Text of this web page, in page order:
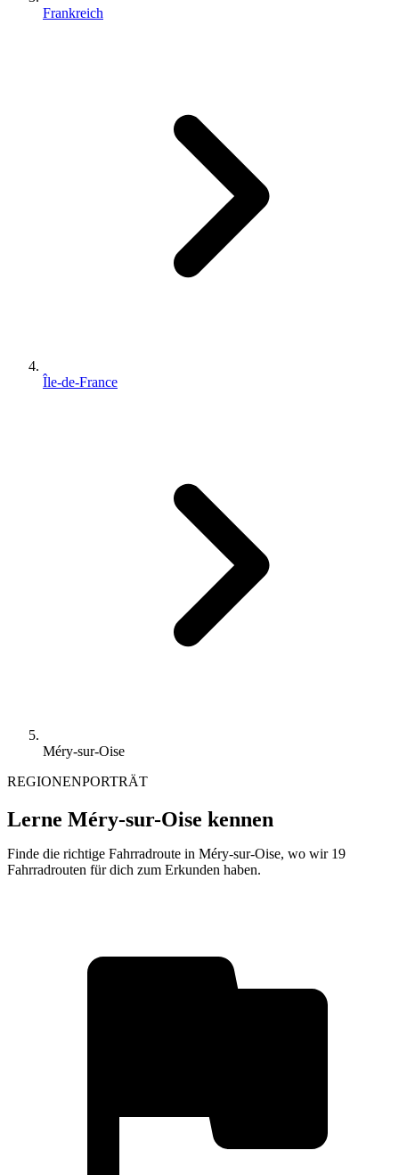
Frankreich
Île-de-France
Méry-sur-Oise
REGIONENPORTRÄT
Lerne Méry-sur-Oise kennen
Finde die richtige Fahrradroute in Méry-sur-Oise, wo wir 19
Fahrradrouten für dich zum Erkunden haben.